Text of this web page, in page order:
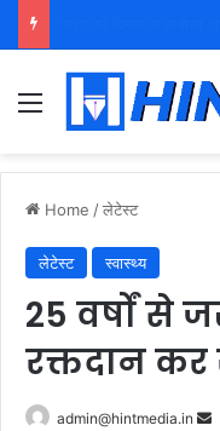
Menu
Home /लेटेस्ट
लेटेस्ट स्वास्थ्य
25 वर्षों से
रक्तदान
admin@hintmedia.in